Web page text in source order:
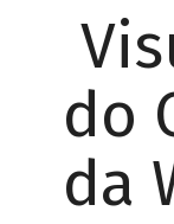
do
da